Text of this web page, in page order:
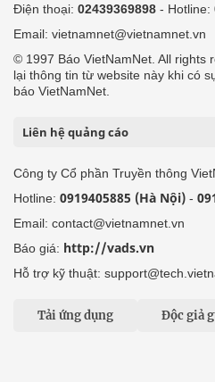
Điện thoại: 02439369898 - Hotline:
Email: vietnamnet@vietnamnet.vn
© 1997 Báo VietNamNet. All rights
lại thông tin từ website này khi có
báo VietNamNet.
Liên hệ quảng cáo
Công ty Cổ phần Truyền thông
Hotline: 0919405885 (Hà Nội) -
Email: contact@vietnamnet.vn
Báo giá: http://vads.vn
Hỗ trợ kỹ thuật:
Tải ứng dụng Độc giả